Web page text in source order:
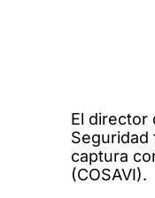
El director
Seguridad
captura
(COSAVI).